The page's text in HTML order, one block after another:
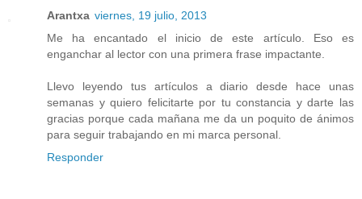
Arantxa viernes, 19 julio, 2013
Me ha encantado el inicio de este artículo. Eso es
enganchar al lector con una primera frase impactante.
Llevo leyendo tus artículos a diario desde hace unas
semanas y quiero felicitarte por tu constancia y darte las
gracias porque cada mañana me da un poquito de ánimos
para seguir trabajando en mi marca personal.
Responder